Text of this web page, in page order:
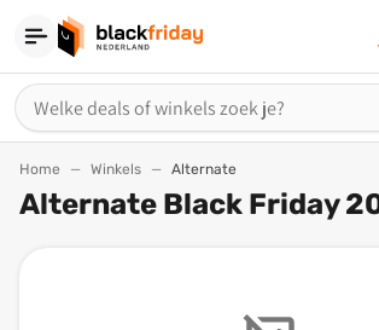
Home Winkels Alternate
Alternate Black Friday